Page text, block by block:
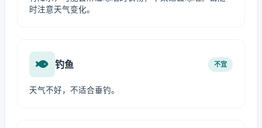
时注意天气变化。
钓鱼 不宜
天气不好，不适合垂钓。